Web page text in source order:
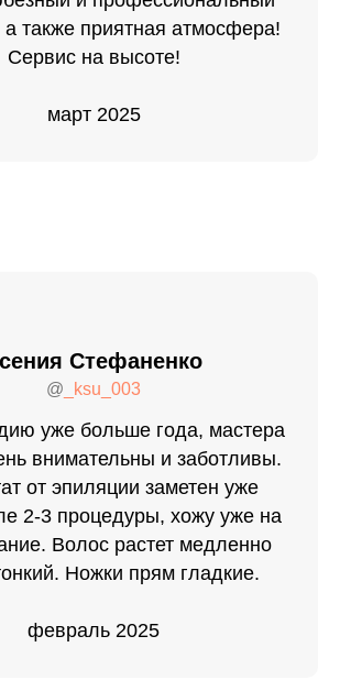
а также приятная атмосфера!
Сервис на высоте!
март 2025
Стефаненко
@ _ksu_003
уже больше года, мастера
внимательны и заботливы.
от эпиляции заметен уже
2-3 процедуры, хожу уже на
Волос растет медленно
Ножки прям гладкие.
февраль 2025